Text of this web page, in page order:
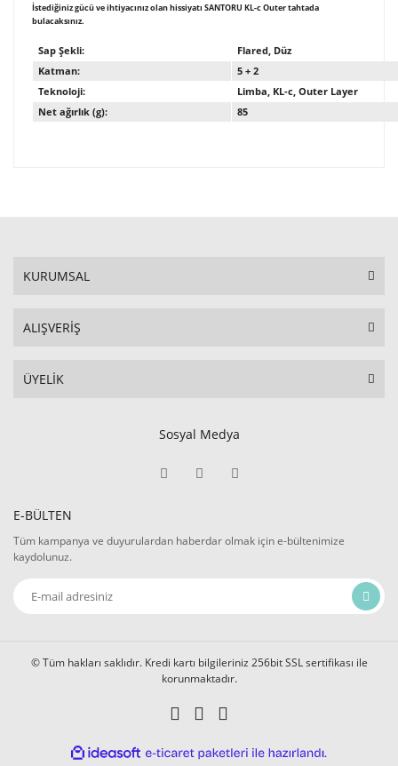
İstediğiniz gücü ve ihtiyacınız olan hissiyatı SANTORU KL-c Outer tahtada
bulacaksınız.
Sap Şekli:
Flared, Düz
Katman:
5 + 2
Teknoloji:
Limba, KL-c, Outer Layer
Net ağırlık (g):
85
KURUMSAL
ALIŞVERİŞ
ÜYELİK
Sosyal Medya
E-BÜLTEN
Tüm kampanya ve duyurulardan haberdar olmak için e-bültenimize
kaydolunuz.
© Tüm hakları saklıdır. Kredi kartı bilgileriniz 256bit SSL sertifikası ile
korunmaktadır.
ideasoft
e-